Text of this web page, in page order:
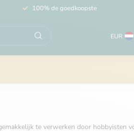
100% de goedkoopste
EUR
te verwerken door hobbyisten